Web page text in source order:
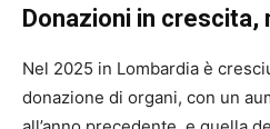
Donazioni in
Nel 2025 in Lombardia è
donazione di organi, con un